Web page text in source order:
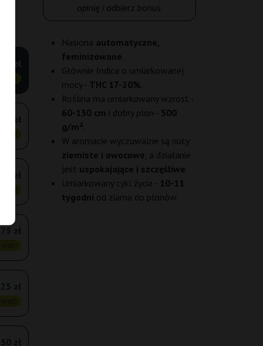
zł
zł
zł
zł
zł
zł
opinię i odbierz bonus.
Nasiona automatyczne,
feminizowane
Głównie Indica o umiarkowanej
mocy - THC 17-20%
Roślina ma umiarkowany wzrost -
60-130 cm i dobry plon - 500
g/m²
W aromacie wyczuwalne są nuty
ziemiste i owocowe , a działanie
jest uspokajające i szczęśliwe
Umiarkowany cykl życia - 10-11
tygodni od ziarna do plonów.